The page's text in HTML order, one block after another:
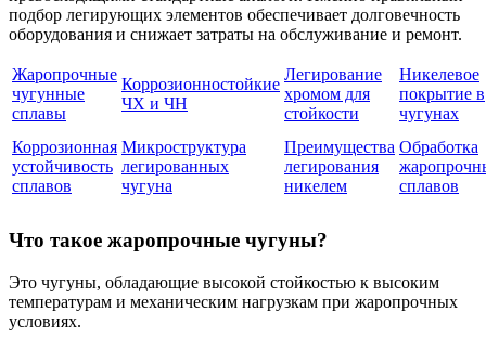
подбор легирующих элементов обеспечивает долговечность
оборудования и снижает затраты на обслуживание и ремонт.
Жаропрочные
чугунные
сплавы
Коррозионностойкие
ЧХ и ЧН
Легирование
хромом для
стойкости
Никелевое
покрытие в
чугунах
Коррозионная
устойчивость
сплавов
Микроструктура
легированных
чугуна
Преимущества
легирования
никелем
Обработка
сплавов
Что такое жаропрочные чугуны?
Это чугуны, обладающие высокой стойкостью к высоким
температурам и механическим нагрузкам при жаропрочных
условиях.